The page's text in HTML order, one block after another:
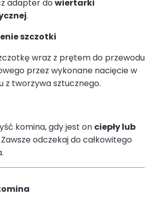
adapter dowiertarki
.
szczotki
wraz z prętem do przewodu
przez wykonane nacięcie w
z tworzywa sztucznego.
komina, gdy jest on ciepły lub
Zawsze odczekaj do całkowitego